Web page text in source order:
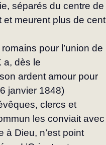
séparés du centre de
et meurent plus de cent
pour l’union de
a, dès le
ardent amour pour
janvier 1848)
clercs et
les conviait avec
à Dieu, n’est point